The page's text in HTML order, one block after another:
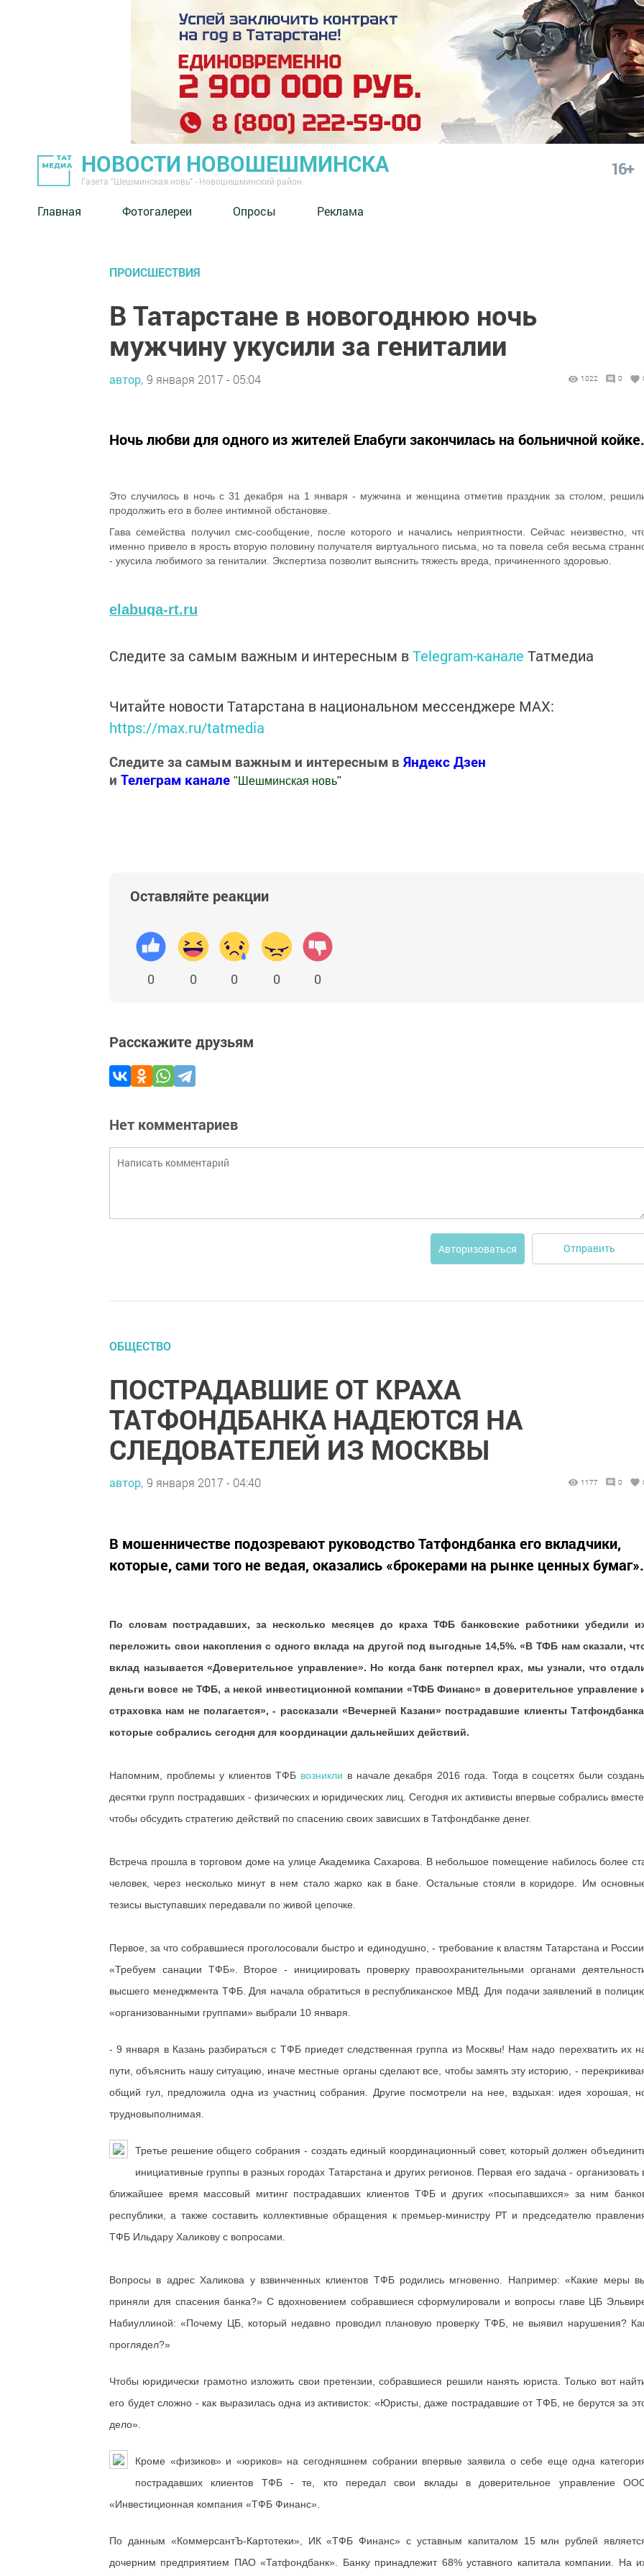
НОВОСТИ НОВОШЕШМИНСКА
Газета "Шешминская новь" - Новошешминский район
16+
Главная Фотогалереи Опросы Реклама
ПРОИСШЕСТВИЯ
В Татарстане в новогоднюю ночь
мужчину укусили за гениталии
автор, 9 января 2017 - 05:04 1022 0
Ночь любви для одного из жителей Елабуги закончилась на больничной койке.
Это случилось в ночь с 31 декабря на 1 января - мужчина и женщина отметив праздник за столом,
продолжить его в более интимной обстановке.
Гава семейства получил смс-сообщение, после которого и начались неприятности. Сейчас неизвестно,
именно привело в ярость вторую половину получателя виртуального письма, но та повела себя весьма
- укусила любимого за гениталии. Экспертиза позволит выяснить тяжесть вреда, причиненного здоровью.
elabuga-rt.ru
Следите за самым важным и интересным вTelegram-канале Татмедиа
Читайте новости Татарстана в национальном мессенджере MАХ:
https://max.ru/tatmedia
Следите за самым важным и интересным в Яндекс Дзен
и Телеграм канале " Шешминская новь"
Оставляйте реакции
0 0 0 0 0
Расскажите друзьям
Нет комментариев
Авторизоваться Отправить
ОБЩЕСТВО
ПОСТРАДАВШИЕ ОТ КРАХА
ТАТФОНДБАНКА НАДЕЮТСЯ НА
СЛЕДОВАТЕЛЕЙ ИЗ МОСКВЫ
автор, 9 января 2017 - 04:40 1177 0
В мошенничестве подозревают руководство Татфондбанка его вкладчики,
которые, сами того не ведая, оказались «брокерами на рынке ценных бумаг».
По словам пострадавших, за несколько месяцев до краха ТФБ банковские работники убедили
переложить свои накопления с одного вклада на другой под выгодные 14,5%. «В ТФБ нам сказали,
вклад называется «Доверительное управление». Но когда банк потерпел крах, мы узнали, что
деньги вовсе не ТФБ, а некой инвестиционной компании «ТФБ Финанс» в доверительное управление
страховка нам не полагается», - рассказали «Вечерней Казани» пострадавшие клиенты
которые собрались сегодня для координации дальнейших действий.
Напомним, проблемы у клиентов ТФБ возникли в начале декабря 2016 года. Тогда в соцсетях были
десятки групп пострадавших - физических и юридических лиц. Сегодня их активисты впервые собрались вместе,
чтобы обсудить стратегию действий по спасению своих зависших в Татфондбанке денег.
Встреча прошла в торговом доме на улице Академика Сахарова. В небольшое помещение набилось более
человек, через несколько минут в нем стало жарко как в бане. Остальные стояли в коридоре. Им
тезисы выступавших передавали по живой цепочке.
Первое, за что собравшиеся проголосовали быстро и единодушно, - требование к властям Татарстана и
«Требуем санации ТФБ». Второе - инициировать проверку правоохранительными органами
высшего менеджмента ТФБ. Для начала обратиться в республиканское МВД. Для подачи заявлений в
«организованными группами» выбрали 10 января.
- 9 января в Казань разбираться с ТФБ приедет следственная группа из Москвы! Нам надо перехватить их
пути, объяснить нашу ситуацию, иначе местные органы сделают все, чтобы замять эту историю, -
общий гул, предложила одна из участниц собрания. Другие посмотрели на нее, вздыхая: идея хорошая,
трудновыполнимая.
Третье решение общего собрания - создать единый координационный совет, который должен
инициативные группы в разных городах Татарстана и других регионов. Первая его задача - организовать
ближайшее время массовый митинг пострадавших клиентов ТФБ и других «посыпавшихся» за ним
республики, а также составить коллективные обращения к премьер-министру РТ и председателю
ТФБ Ильдару Халикову с вопросами.
Вопросы в адрес Халикова у взвинченных клиентов ТФБ родились мгновенно. Например: «Какие меры
приняли для спасения банка?» С вдохновением собравшиеся сформулировали и вопросы главе ЦБ
Набиуллиной: «Почему ЦБ, который недавно проводил плановую проверку ТФБ, не выявил нарушения?
проглядел?»
Чтобы юридически грамотно изложить свои претензии, собравшиеся решили нанять юриста. Только вот
его будет сложно - как выразилась одна из активисток: «Юристы, даже пострадавшие от ТФБ, не берутся за
дело».
Кроме «физиков» и «юриков» на сегодняшнем собрании впервые заявила о себе еще одна
пострадавших клиентов ТФБ - те, кто передал свои вклады в доверительное управление
«Инвестиционная компания «ТФБ Финанс».
По данным «КоммерсантЪ-Картотеки», ИК «ТФБ Финанс» с уставным капиталом 15 млн рублей
дочерним предприятием ПАО «Татфондбанк». Банку принадлежит 68% уставного капитала компании. На